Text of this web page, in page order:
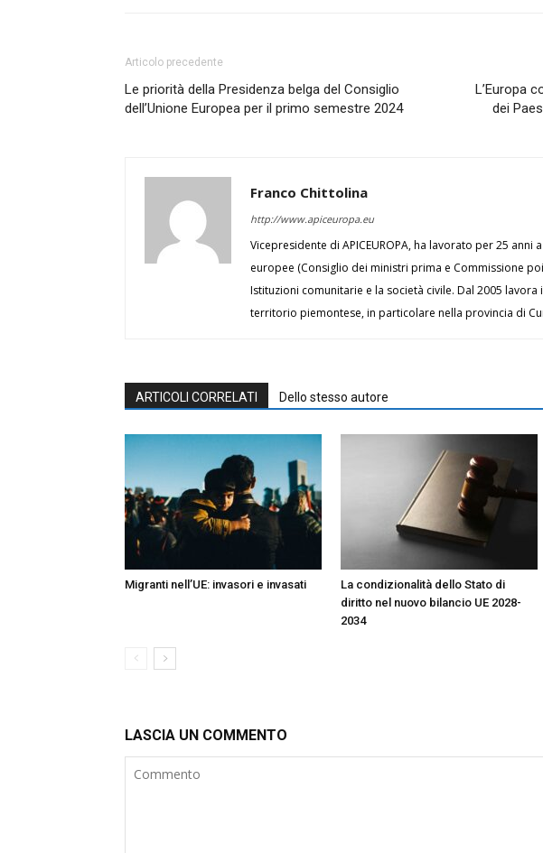
Articolo precedente
Le priorità della Presidenza belga del Consiglio
dell’Unione Europea per il primo semestre 2024
L’Europa
dei
Franco Chittolina
http://www.apiceuropa.eu
Vicepresidente di APICEUROPA, ha lavorato per 25 anni
europee (Consiglio dei ministri prima e Commissione
Istituzioni comunitarie e la società civile. Dal 2005 lavora
territorio piemontese, in particolare nella provincia di
ARTICOLI CORRELATI Dello stesso autore
Migranti nell’UE: invasori e invasati
La condizionalità dello Stato di
diritto nel nuovo bilancio UE 2028-
2034
LASCIA UN COMMENTO